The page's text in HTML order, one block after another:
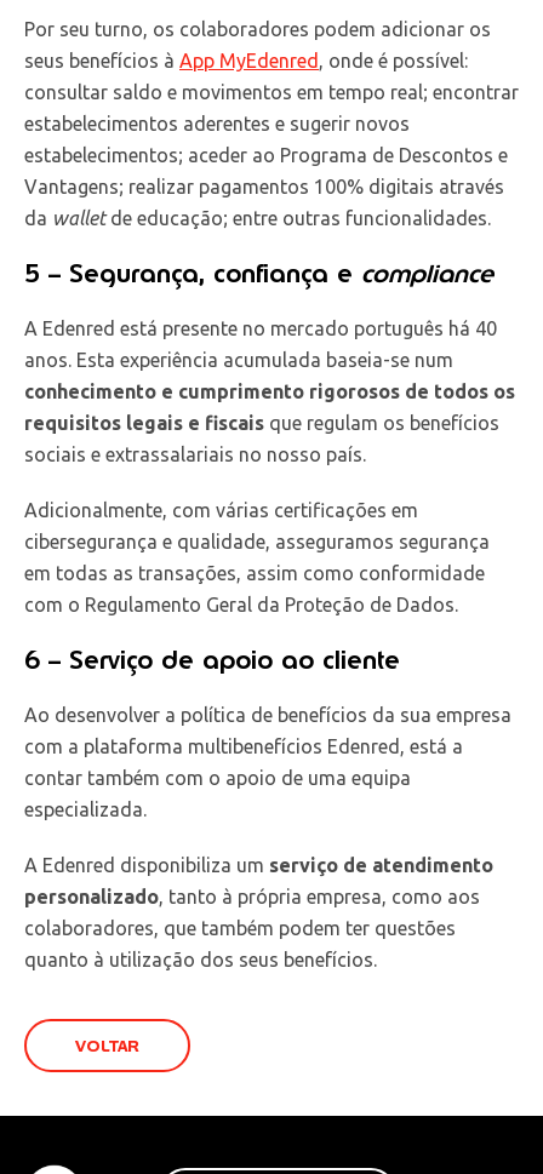
Por seu turno, os colaboradores podem adicionar os
seus benefícios à App MyEdenred
, onde é possível:
consultar saldo e movimentos em tempo real; encontrar
estabelecimentos aderentes e sugerir novos
estabelecimentos; aceder ao Programa de Descontos e
Vantagens; realizar pagamentos 100% digitais através
da walletde educação; entre outras funcionalidades.
5 – Segurança, confiança e compliance
A Edenred está presente no mercado português há 40
anos. Esta experiência acumulada baseia-se num
conhecimento e cumprimento rigorosos de todos os
requisitos legais e fiscais que regulam os benefícios
sociais e extrassalariais no nosso país.
Adicionalmente, com várias certificações em
cibersegurança e qualidade, asseguramos segurança
em todas as transações, assim como conformidade
com o Regulamento Geral da Proteção de Dados.
6 – Serviço de apoio ao cliente
Ao desenvolver a política de benefícios da sua empresa
com a plataforma multibenefícios Edenred, está a
contar também com o apoio de uma equipa
especializada.
A Edenred disponibiliza um serviço de atendimento
personalizado , tanto à própria empresa, como aos
colaboradores, que também podem ter questões
quanto à utilização dos seus benefícios.
VOLTAR